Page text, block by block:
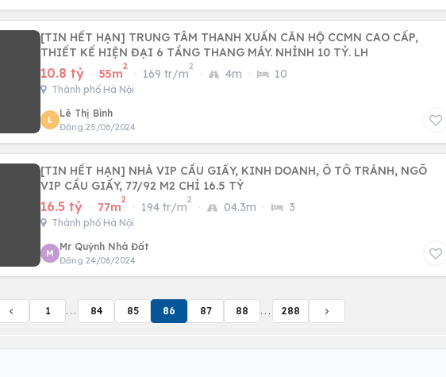
[TIN HẾT HẠN] TRUNG TÂM THANH XUẤN CĂN HỘ CCMN CAO CẤP,
THIẾT KẾ HIỆN ĐẠI 6 TẦNG THANG MÁY. NHỈNH 10 TỶ. LH
10.8 tỷ · 55m
2
· 169 tr/m
2
· 4m · 10
Thành phố Hà Nội
L
Lê Thị Bình
Đăng 25/06/2024
[TIN HẾT HẠN] NHÀ VIP CẦU GIẤY, KINH DOANH, Ô TÔ TRÁNH, NGÕ
VIP CẦU GIẤY, 77/92 M2 CHỈ 16.5 TỶ
16.5 tỷ · 77m
2
· 194 tr/m
2
· 04.3m · 3
Thành phố Hà Nội
M
Mr Quỳnh Nhà Đất
Đăng 24/06/2024
1 ... 84 85 86 87 88 ... 288